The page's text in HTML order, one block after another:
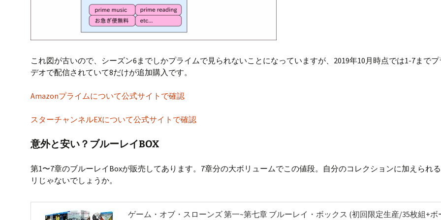
これ図が古いので、シーズン6までしかプライムで見られないことになっていますが、2019年10月時点では1-7まで
デオで配信されていて8だけが追加購入です。
Amazonプライムについて公式サイトで確認
スターチャンネルEXについて公式サイトで確認
意外と安い？ブルーレイBOX
第1〜7章のブルーレイBoxが販売してあります。7章分の大ボリュームでこの値段。自分のコレクションに加えられ
リじゃないでしょうか。
ゲーム・オブ・スローンズ 第一~第七章 ブルーレイ・ボックス (初回限定生産/35枚組+ボ